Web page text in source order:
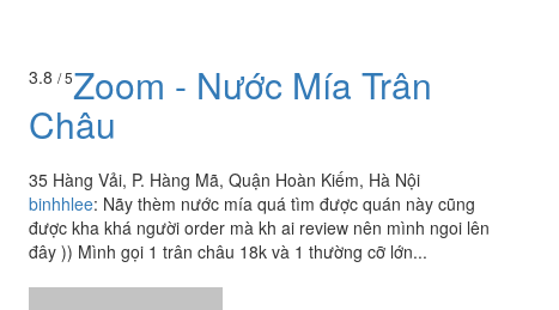
3.8 / 5Zoom - Nước Mía Trân
Châu
35 Hàng Vải, P. Hàng Mã, Quận Hoàn Kiếm, Hà Nội
binhhlee: Nãy thèm nước mía quá tìm được quán này cũng
được kha khá người order mà kh ai review nên mình ngoi lên
đây )) Mình gọi 1 trân châu 18k và 1 thường cỡ lớn...